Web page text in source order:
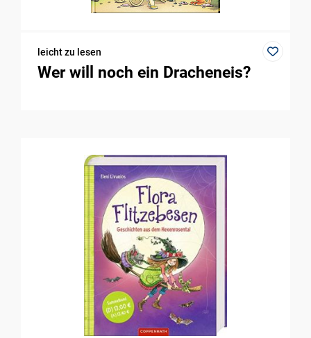
leicht zu lesen
Wer will noch ein Dracheneis?